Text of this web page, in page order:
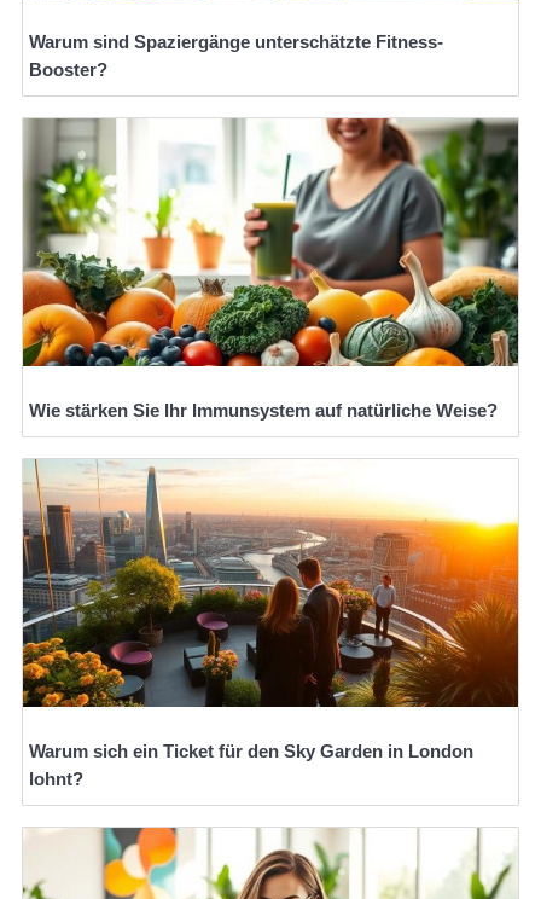
Warum sind Spaziergänge unterschätzte Fitness-
Booster?
Wie stärken Sie Ihr Immunsystem auf natürliche Weise?
Warum sich ein Ticket für den Sky Garden in London
lohnt?